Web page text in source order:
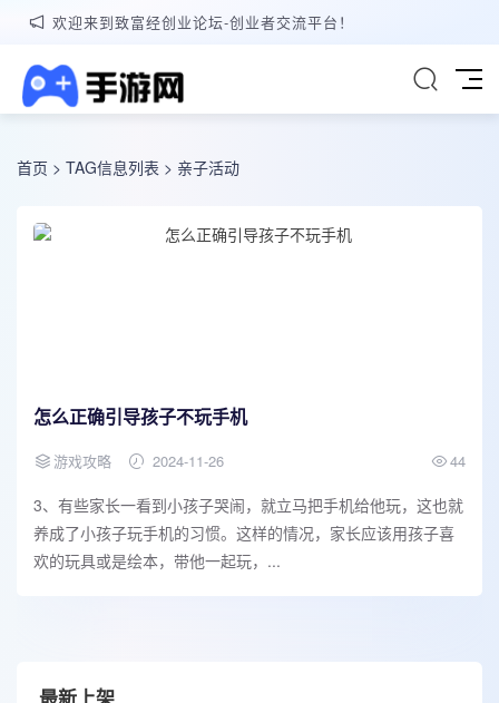
欢迎来到致富经创业论坛-创业者交流平台！
首页 > TAG信息列表 > 亲子活动
怎么正确引导孩子不玩手机
游戏攻略 2024-11-26 44
3、有些家长一看到小孩子哭闹，就立马把手机给他玩，这也就
养成了小孩子玩手机的习惯。这样的情况，家长应该用孩子喜
欢的玩具或是绘本，带他一起玩，...
最新上架